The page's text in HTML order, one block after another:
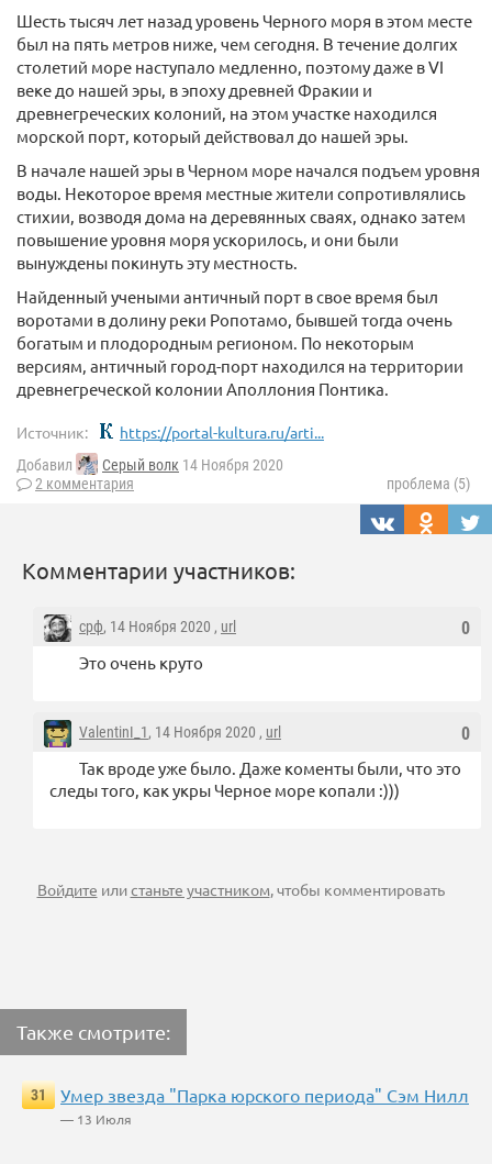
Шесть тысяч лет назад уровень Черного моря в этом месте
был на пять метров ниже, чем сегодня. В течение долгих
столетий море наступало медленно, поэтому даже в VI
веке до нашей эры, в эпоху древней Фракии и
древнегреческих колоний, на этом участке находился
морской порт, который действовал до нашей эры.
В начале нашей эры в Черном море начался подъем уровня
воды. Некоторое время местные жители сопротивлялись
стихии, возводя дома на деревянных сваях, однако затем
повышение уровня моря ускорилось, и они были
вынуждены покинуть эту местность.
Найденный учеными античный порт в свое время был
воротами в долину реки Ропотамо, бывшей тогда очень
богатым и плодородным регионом. По некоторым
версиям, античный город-порт находился на территории
древнегреческой колонии Аполлония Понтика.
Источник: https://portal-kultura.ru/arti...
Добавил Серый волк 14 Ноября 2020
2 комментария
проблема (5)
Комментарии участников:
0
срф, 14 Ноября 2020 , url
Это очень круто
0
ValentinI_1, 14 Ноября 2020 , url
Так вроде уже было. Даже коменты были, что это
следы того, как укры Черное море копали :)))
Войдите илистаньте участником, чтобы комментировать
Также смотрите:
31 Умер звезда "Парка юрского периода" Сэм Нилл
— 13 Июля